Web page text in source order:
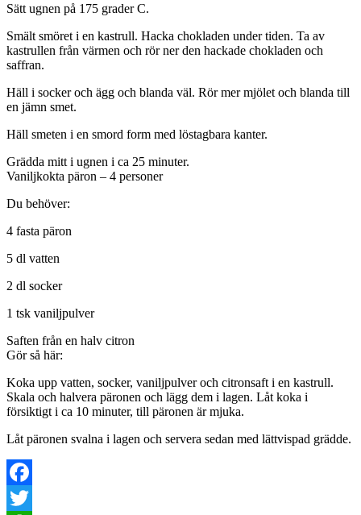
Sätt ugnen på 175 grader C.
Smält smöret i en kastrull. Hacka chokladen under tiden. Ta av
kastrullen från värmen och rör ner den hackade chokladen och
saffran.
Häll i socker och ägg och blanda väl. Rör mer mjölet och blanda till
en jämn smet.
Häll smeten i en smord form med löstagbara kanter.
Grädda mitt i ugnen i ca 25 minuter.
Vaniljkokta päron – 4 personer
Du behöver:
4 fasta päron
5 dl vatten
2 dl socker
1 tsk vaniljpulver
Saften från en halv citron
Gör så här:
Koka upp vatten, socker, vaniljpulver och citronsaft i en kastrull.
Skala och halvera päronen och lägg dem i lagen. Låt koka i
försiktigt i ca 10 minuter, till päronen är mjuka.
Låt päronen svalna i lagen och servera sedan med lättvispad grädde.
Facebook